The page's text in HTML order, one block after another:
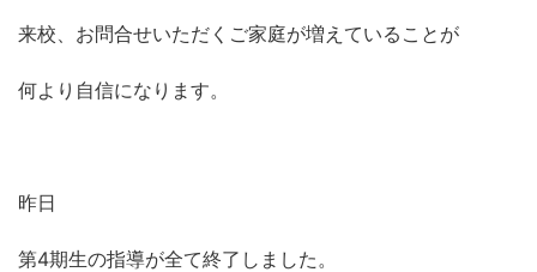
来校、お問合せいただくご家庭が増えていることが
何より自信になります。
昨日
第4期生の指導が全て終了しました。